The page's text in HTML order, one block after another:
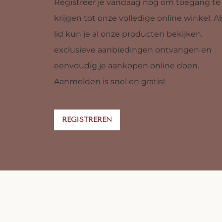
Registreer je vandaag nog om toegang te
krijgen tot onze volledige online winkel.
lid kun je al onze producten bekijken,
exclusieve aanbiedingen ontvangen en
eenvoudig je aankopen online doen.
Aanmelden is snel en gratis!
REGISTREREN